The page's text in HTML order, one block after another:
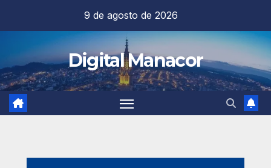
contenido
9 de agosto de 2026
Digital Manacor